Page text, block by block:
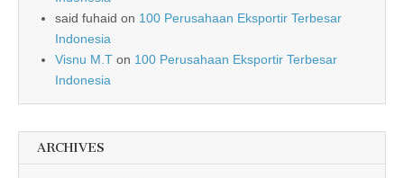
said fuhaid on 100 Perusahaan Eksportir Terbesar
Indonesia
Visnu M.T on 100 Perusahaan Eksportir Terbesar
Indonesia
ARCHIVES